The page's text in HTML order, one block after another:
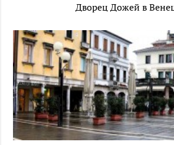
Дворец Дожей в